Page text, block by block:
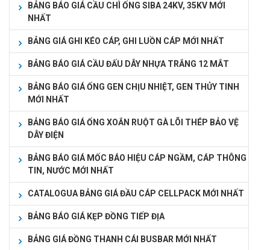
BẢNG BÁO GIÁ CẦU CHÌ ỐNG SIBA 24KV, 35KV MỚI
NHẤT
BẢNG GIÁ GHI KÉO CÁP, GHI LUỒN CÁP MỚI NHẤT
BẢNG BÁO GIÁ CẦU ĐẤU DÂY NHỰA TRẮNG 12 MẮT
BẢNG BÁO GIÁ ỐNG GEN CHỊU NHIỆT, GEN THỦY TINH
MỚI NHẤT
BẢNG BÁO GIÁ ỐNG XOẮN RUỘT GÀ LÕI THÉP BẢO VỆ
DÂY ĐIỆN
BẢNG BÁO GIÁ MỐC BÁO HIỆU CÁP NGẦM, CÁP THÔNG
TIN, NƯỚC MỚI NHẤT
CATALOGUA BẢNG GIÁ ĐẦU CÁP CELLPACK MỚI NHẤT
BẢNG BÁO GIÁ KẸP ĐỒNG TIẾP ĐỊA
BẢNG GIÁ ĐỒNG THANH CÁI BUSBAR MỚI NHẤT